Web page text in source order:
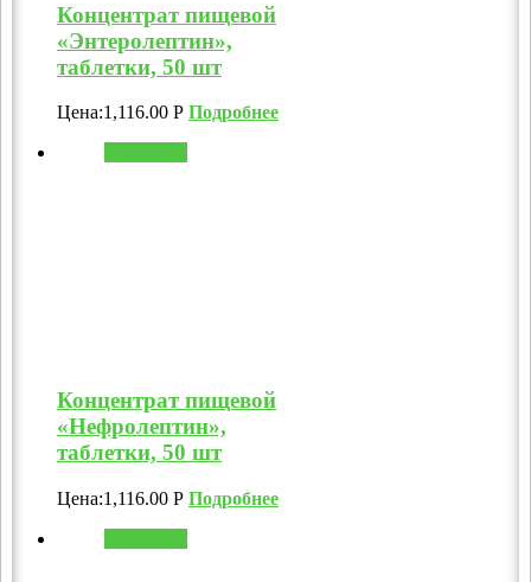
Концентрат пищевой
«Энтеролептин»,
таблетки, 50 шт
Цена:1,116.00 Р Подробнее
Концентрат пищевой
«Нефролептин»,
таблетки, 50 шт
Цена:1,116.00 Р Подробнее